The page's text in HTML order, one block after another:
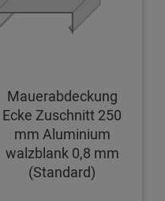
Mauerabdeckung
Ecke Zuschnitt 250
mm Aluminium
walzblank 0,8 mm
(Standard)